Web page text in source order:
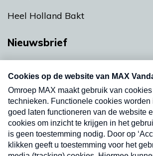
Heel Holland Bakt
Nieuwsbrief
nieuwsbrief. Elke vrijdag- en
uw mailbox.